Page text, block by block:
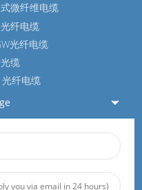
微纤维电缆
纤电缆
光纤电缆
缆
纤电缆
入户电缆
那州立大学光纤电缆
光纤电缆